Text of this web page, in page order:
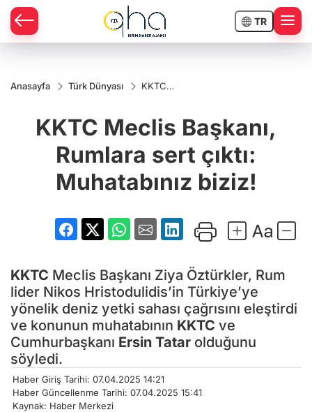
TR
Anasayfa Türk Dünyası
KKTC
Rumlara
sert çıktı:
biziz!
KKTC Meclis Başkanı,
Rumlara sert çıktı:
Muhatabınız biziz!
KKTC Meclis Başkanı Ziya Öztürkler, Rum
lider Nikos Hristodulidis’in Türkiye’ye
yönelik deniz yetki sahası çağrısını eleştirdi
ve konunun muhatabının KKTC ve
Cumhurbaşkanı Ersin Tatar olduğunu
söyledi.
Haber Giriş Tarihi: 07.04.2025 14:21
Haber Güncellenme Tarihi: 07.04.2025 15:41
Kaynak: Haber Merkezi